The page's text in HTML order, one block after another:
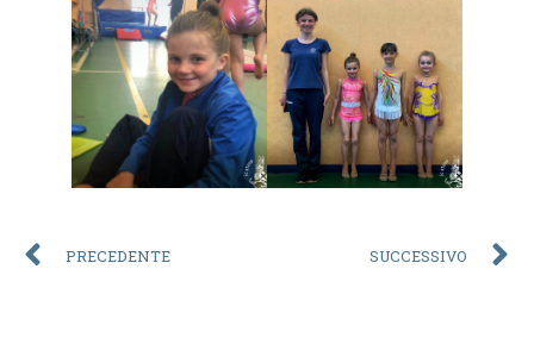
PRECEDENTE SUCCESSIVO